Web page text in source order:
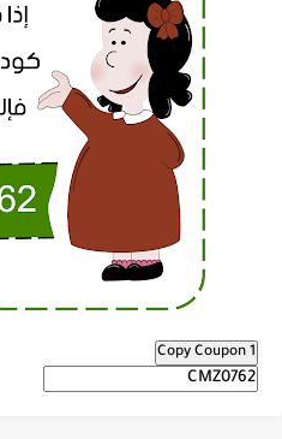
Copy Coupon 1